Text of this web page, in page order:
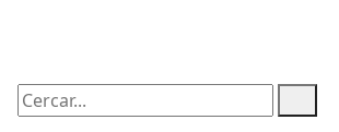
Cercar: